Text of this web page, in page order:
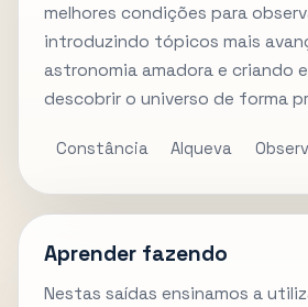
melhores condições para
introduzindo tópicos mais
astronomia amadora e criando
descobrir o universo de forma
Constância Alqueva
Aprender fazendo
Nestas saídas ensinamos a